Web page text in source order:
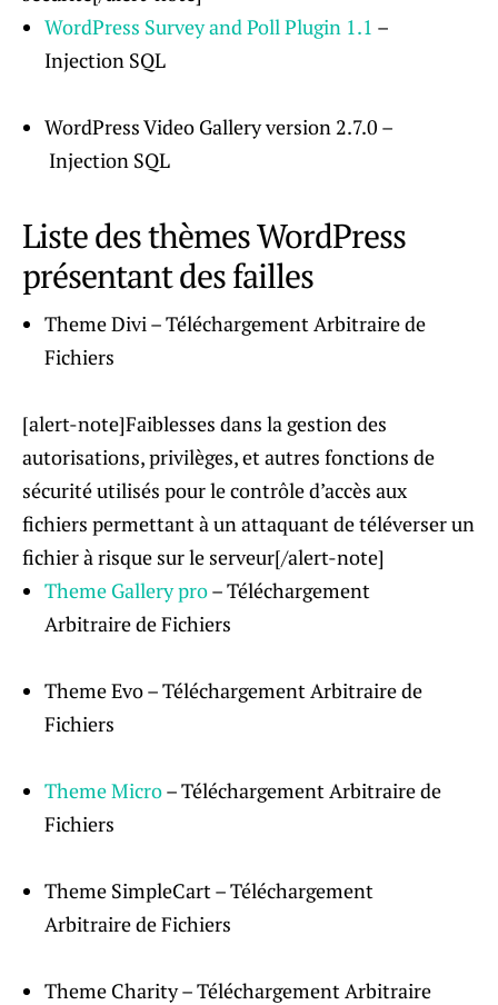
WordPress Survey and Poll Plugin 1.1 –
Injection SQL
WordPress Video Gallery version 2.7.0 –
Injection SQL
Liste des thèmes WordPress
présentant des failles
Theme Divi – Téléchargement Arbitraire de
Fichiers
[alert-note]Faiblesses dans la gestion des
autorisations, privilèges, et autres fonctions de
sécurité utilisés pour le contrôle d’accès aux
fichiers permettant à un attaquant de téléverser un
fichier à risque sur le serveur[/alert-note]
Theme Gallery pro– Téléchargement
Arbitraire de Fichiers
Theme Evo – Téléchargement Arbitraire de
Fichiers
Theme Micro– Téléchargement Arbitraire de
Fichiers
Theme SimpleCart – Téléchargement
Arbitraire de Fichiers
Theme Charity – Téléchargement Arbitraire